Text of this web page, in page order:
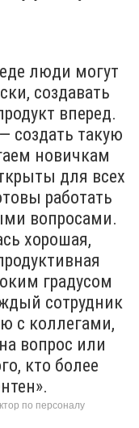
люди могут
создавать
вперед.
создать такую
новичкам
для всех
работать
вопросами.
хорошая,
градусом
сотрудник
с коллегами,
вопрос или
кто более
по персоналу